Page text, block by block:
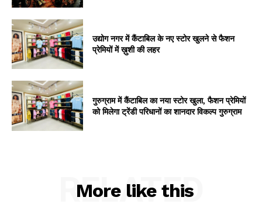
उद्योग नगर में कैंटाबिल के नए स्टोर खुलने से फैशन
प्रेमियों में ख़ुशी की लहर
गुरुग्राम में कैंटाबिल का नया स्टोर खुला, फैशन प्रेमियों
को मिलेगा ट्रेंडी परिधानों का शानदार विकल्प गुरुग्राम
More like this
RELATED